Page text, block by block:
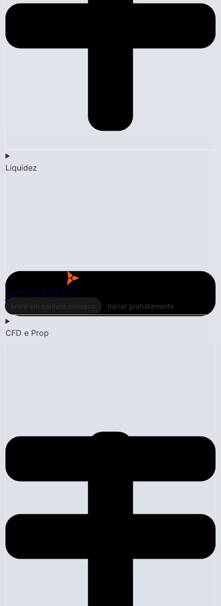
Liquidez
Entre em contato conosco Iniciar gratuitamente
CFD e Prop